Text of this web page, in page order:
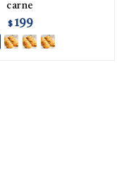
carne
$ 199